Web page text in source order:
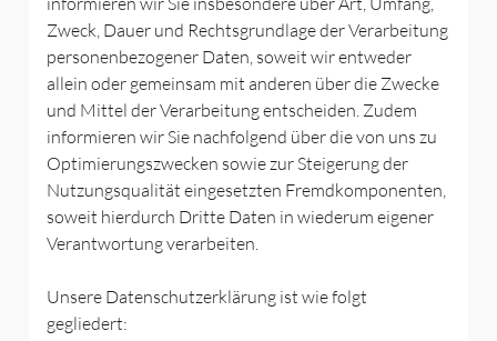
Zweck, Dauer und Rechtsgrundlage der Verarbeitung
personenbezogener Daten, soweit wir entweder
allein oder gemeinsam mit anderen über die Zwecke
und Mittel der Verarbeitung entscheiden. Zudem
informieren wir Sie nachfolgend über die von uns zu
Optimierungszwecken sowie zur Steigerung der
Nutzungsqualität eingesetzten Fremdkomponenten,
soweit hierdurch Dritte Daten in wiederum eigener
Verantwortung verarbeiten.
Unsere Datenschutzerklärung ist wie folgt
gegliedert: